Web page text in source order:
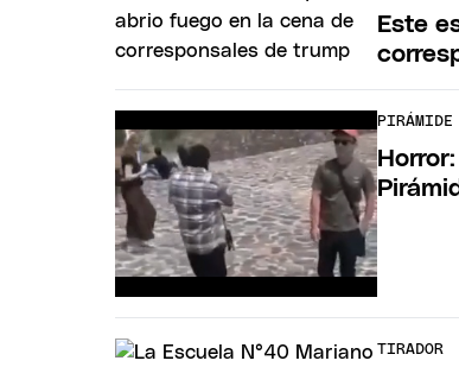
Este
PIRÁMIDE
TIRADOR